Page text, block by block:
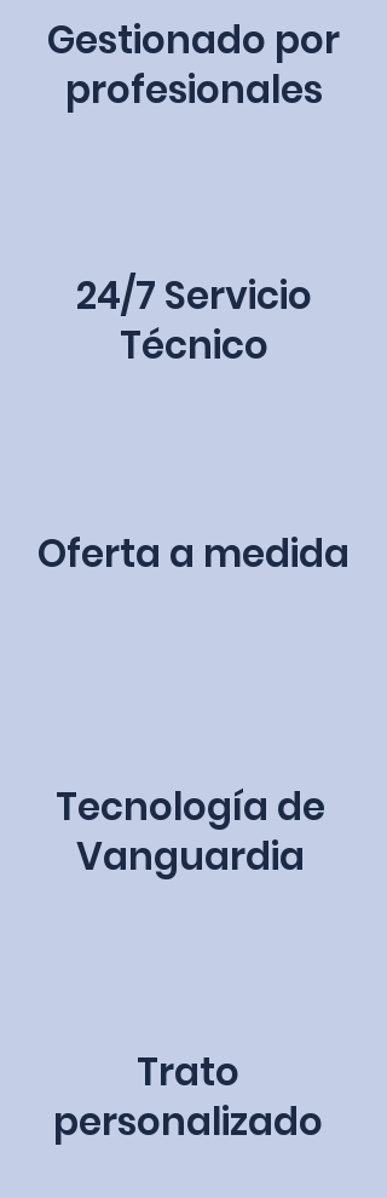
Gestionado por
profesionales
24/7 Servicio
Técnico
Oferta a medida
Tecnología de
Vanguardia
Trato
personalizado